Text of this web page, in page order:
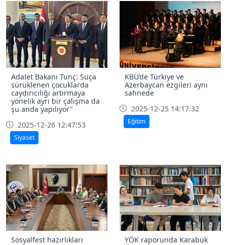
Adalet Bakanı Tunç: Suça
sürüklenen çocuklarda
caydırıcılığı artırmaya
yönelik ayrı bir çalışma da
şu anda yapılıyor"
2025-12-26 12:47:53
Siyaset
KBÜ’de Türkiye ve
Azerbaycan ezgileri aynı
sahnede
2025-12-25 14:17:32
Eğitim
Sosyalfest hazırlıkları
YÖK raporunda Karabük